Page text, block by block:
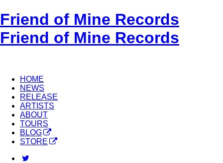
Friend of Mine Records
Friend of Mine Records
HOME
NEWS
RELEASE
ARTISTS
ABOUT
TOURS
BLOG
STORE